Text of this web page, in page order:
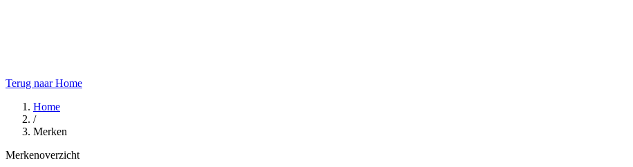
Terug naar Home
Home
/
Merken
Merkenoverzicht